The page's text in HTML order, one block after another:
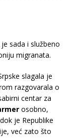
sada i službeno
migranata.
slagala je
razgovarala o
centar za
osobno,
je Republike
već zato što